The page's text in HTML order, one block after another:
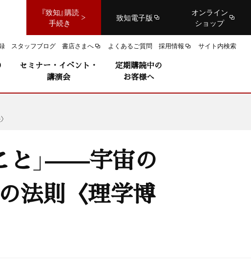
『致知』購読
手続き
致知電子版
オンライン
ショップ
スタッフブログ 書店さまへ よくあるご質問 採用情報 サイト内検索
セミナー・イベント・
講演会
定期購読中の
お客様へ
と」——宇宙の
法則〈理学博